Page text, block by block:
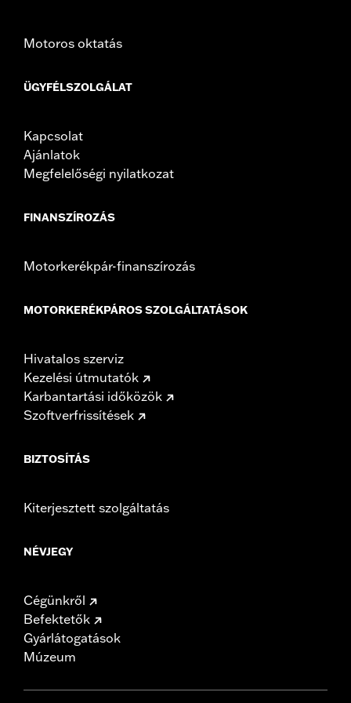
Motoros oktatás
ÜGYFÉLSZOLGÁLAT
Kapcsolat
Ajánlatok
Megfelelőségi nyilatkozat
FINANSZÍROZÁS
Motorkerékpár-finanszírozás
MOTORKERÉKPÁROS SZOLGÁLTATÁSOK
Hivatalos szerviz
Kezelési útmutatók
Karbantartási időközök
Szoftverfrissítések
BIZTOSÍTÁS
Kiterjesztett szolgáltatás
NÉVJEGY
Cégünkről
Befektetők
Gyárlátogatások
Múzeum